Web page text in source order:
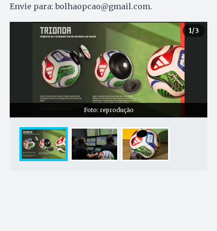
Envie para: bolhaopcao@gmail.com.
1/3
Foto: reprodução